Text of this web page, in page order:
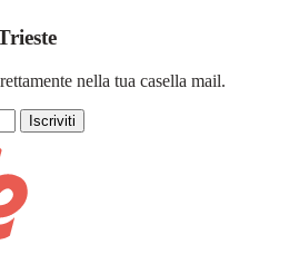
nella tua casella mail.
Iscriviti